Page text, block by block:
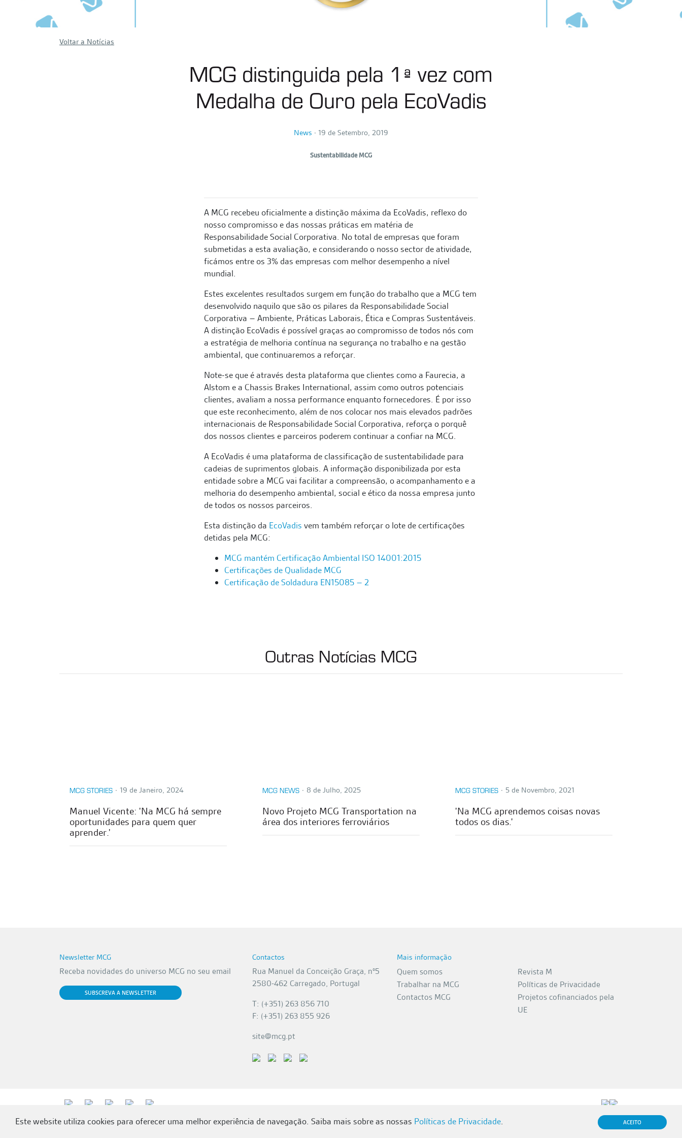
Voltar a Notícias
MCG distinguida pela 1ª vez com
Medalha de Ouro pela EcoVadis
News ∙ 19 de Setembro, 2019
Sustentabilidade MCG
A MCG recebeu oficialmente a distinção máxima da EcoVadis, reflexo do
nosso compromisso e das nossas práticas em matéria de
Responsabilidade Social Corporativa. No total de empresas que foram
submetidas a esta avaliação, e considerando o nosso sector de atividade,
ficámos entre os 3% das empresas com melhor desempenho a nível
mundial.
Estes excelentes resultados surgem em função do trabalho que a MCG tem
desenvolvido naquilo que são os pilares da Responsabilidade Social
Corporativa – Ambiente, Práticas Laborais, Ética e Compras Sustentáveis.
A distinção EcoVadis é possível graças ao compromisso de todos nós com
a estratégia de melhoria contínua na segurança no trabalho e na gestão
ambiental, que continuaremos a reforçar.
Note-se que é através desta plataforma que clientes como a Faurecia, a
Alstom e a Chassis Brakes International, assim como outros potenciais
clientes, avaliam a nossa performance enquanto fornecedores. É por isso
que este reconhecimento, além de nos colocar nos mais elevados padrões
internacionais de Responsabilidade Social Corporativa, reforça o porquê
dos nossos clientes e parceiros poderem continuar a confiar na MCG.
A EcoVadis é uma plataforma de classificação de sustentabilidade para
cadeias de suprimentos globais. A informação disponibilizada por esta
entidade sobre a MCG vai facilitar a compreensão, o acompanhamento e a
melhoria do desempenho ambiental, social e ético da nossa empresa junto
de todos os nossos parceiros.
Esta distinção da EcoVadis vem também reforçar o lote de certificações
detidas pela MCG:
MCG mantém Certificação Ambiental ISO 14001:2015
Certificações de Qualidade MCG
Certificação de Soldadura EN15085 – 2
Outras Notícias MCG
MCG STORIES ∙ 19 de Janeiro, 2024
Manuel Vicente: 'Na MCG há sempre
oportunidades para quem quer
aprender.'
MCG NEWS ∙ 8 de Julho, 2025
Novo Projeto MCG Transportation na
área dos interiores ferroviários
MCG STORIES ∙ 5 de Novembro, 2021
'Na MCG aprendemos coisas novas
todos os dias.'
Newsletter MCG
Receba novidades do universo MCG no seu email
SUBSCREVA A NEWSLETTER
Contactos
Rua Manuel da Conceição Graça, nº5
2580-462 Carregado, Portugal
T: (+351) 263 856 710
F: (+351) 263 855 926
site@mcg.pt
Mais informação
Quem somos
Trabalhar na MCG
Contactos MCG
Revista M
Políticas de Privacidade
Projetos cofinanciados pela
UE
MCG 2026 | Todos os direitos reservados
Este website utiliza cookies para oferecer uma melhor experiência de navegação. Saiba mais sobre as nossas Políticas de Privacidade. ACEITO